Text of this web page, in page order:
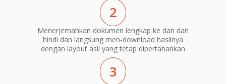
2
Menerjemahkan dokumen lengkap ke dan dari
hindi dan langsung men-download hasilnya
dengan layout asli yang tetap dipertahankan
3